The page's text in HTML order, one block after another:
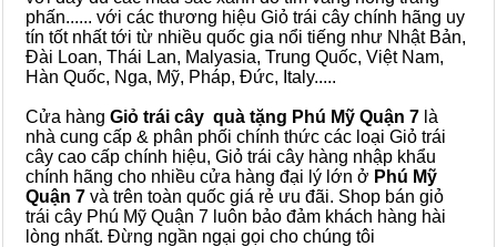
phấn...... với các thương hiệu Giỏ trái cây chính hãng uy
tín tốt nhất tới từ nhiều quốc gia nổi tiếng như Nhật Bản,
Đài Loan, Thái Lan, Malyasia, Trung Quốc, Việt Nam,
Hàn Quốc, Nga, Mỹ, Pháp, Đức, Italy.....
Cửa hàng Giỏ trái cây quà tặng Phú Mỹ Quận 7 là
nhà cung cấp & phân phối chính thức các loại Giỏ trái
cây cao cấp chính hiệu, Giỏ trái cây hàng nhập khẩu
chính hãng cho nhiều cửa hàng đại lý lớn ở Phú Mỹ
Quận 7 và trên toàn quốc giá rẻ ưu đãi. Shop bán giỏ
trái cây Phú Mỹ Quận 7 luôn bảo đảm khách hàng hài
lòng nhất. Đừng ngần ngại gọi cho chúng tôi